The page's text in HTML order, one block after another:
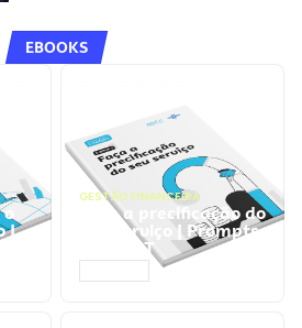
EBOOKS
|
GESTÃO FINANCEIRA
Faça a precificação do
seu serviço | Prompts
ChatGPT